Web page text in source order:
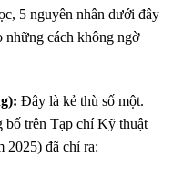
5 nguyên nhân dưới đây
những cách không ngờ
Đây là kẻ thù số một.
bố trên Tạp chí Kỹ thuật
2025) đã chỉ ra: